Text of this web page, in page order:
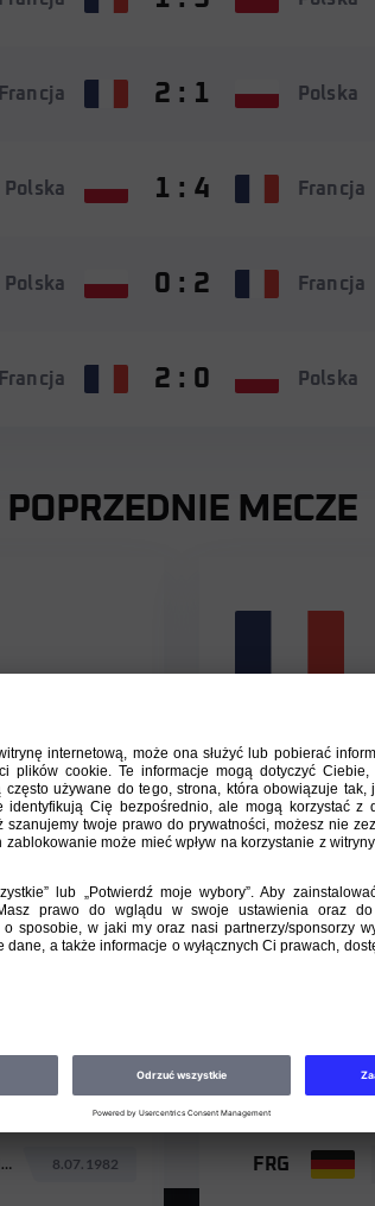
Francja 2 : 1 Polska
Polska 1 : 4 Francja
Polska 0 : 2 Francja
Francja 2 : 0 Polska
POPRZEDNIE MECZE
Mistrzostwa świata 1982 19.06.1982
Mistrzostwa świata 1982 8.07.1982
FRA
FRG